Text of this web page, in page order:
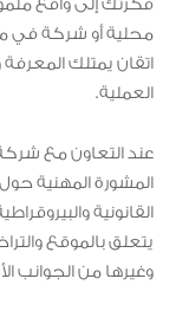
فكرتك إلى واقع
محلية أو شركة في
اتقان يمتلك
العملية.
عند التعاون مع
المشورة المهنية
القانونية
يتعلق بالموقع
وغيرها من الجوانب